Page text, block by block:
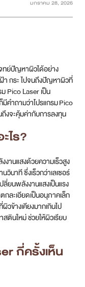
มกราคม 28, 2026
ทย์ปัญหาผิวได้อย่าง
า กระ ไปจนถึงปัญหาผิวที่
Pico Laser เป็น
คำถามว่าโปรแกรม Pico
ถึงจะคุ้มค่ากับการลงทุน
ไร?
งานแสงด้วยความเร็วสูง
นาที ซึ่งเร็วกว่าเลเซอร์
ยนพลังงานแสงเป็นแรง
ละเอียดเป็นอนุภาคเล็ก
วข้างเคียงมากเกินไป
ตินใหม่ ช่วยให้ผิวเรียบ
กี่ครั้งเห็น